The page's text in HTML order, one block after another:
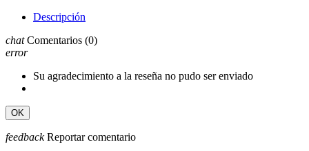
Descripción
chat Comentarios (0)
error
Su agradecimiento a la reseña no pudo ser enviado
OK
feedback Reportar comentario